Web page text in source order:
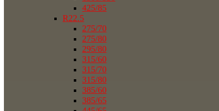
425/85
R22.5
275/70
275/80
295/80
315/60
315/70
315/80
385/60
385/65